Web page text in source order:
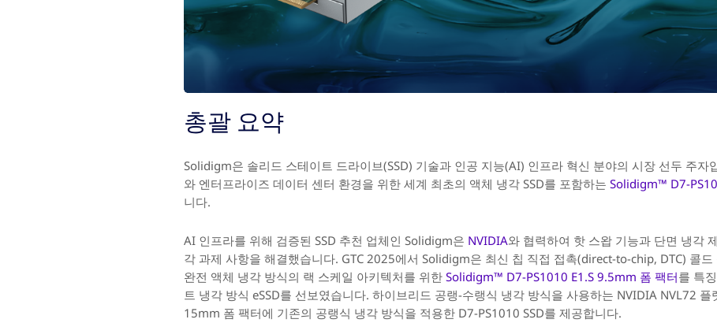
총괄 요약
Solidigm은 솔리드 스테이트 드라이브(SSD) 기술과 인공 지능(AI) 인프라 혁신 분야의 시장 선두 주자
와 엔터프라이즈 데이터 센터 환경을 위한 세계 최초의 액체 냉각 SSD를 포함하는Solidigm™ D7-
니다.
AI 인프라를 위해 검증된 SSD 추천 업체인 Solidigm은 NVIDIA와 협력하여 핫 스왑 기능과 단면 냉각
각 과제 사항을 해결했습니다. GTC 2025에서 Solidigm은 최신 칩 직접 접촉(direct-to-chip, DTC) 콜
완전 액체 냉각 방식의 랙 스케일 아키텍처를 위한Solidigm™ D7-PS1010 E1.S 9.5mm 폼 팩터를 특
트 냉각 방식 eSSD를 선보였습니다. 하이브리드 공랭-수랭식 냉각 방식을 사용하는 NVIDIA NVL72
15mm 폼 팩터에 기존의 공랭식 냉각 방식을 적용한 D7-PS1010 SSD를 제공합니다.